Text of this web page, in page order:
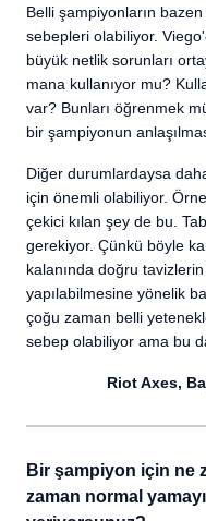
Belli şampiyonların
sebepleri olabiliyor.
büyük netlik sorunları
mana kullanıyor mu?
var? Bunları öğrenmek
bir şampiyonun
Diğer durumlardaysa
için önemli olabiliyor.
çekici kılan şey de bu.
gerekiyor. Çünkü böyle
kalanında doğru
yapılabilmesine yönelik
çoğu zaman belli
sebep olabiliyor ama bu
Riot Axes,
Bir şampiyon için ne
zaman normal